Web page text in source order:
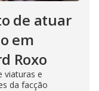
de atuar
em
Roxo
viaturas e
da facção